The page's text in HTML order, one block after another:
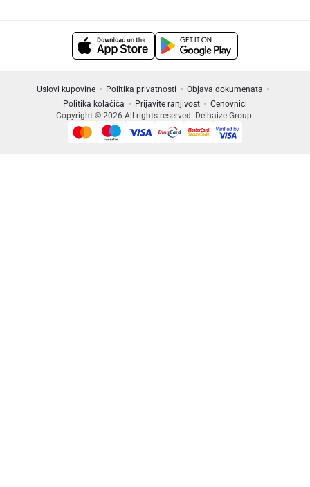
Uslovi kupovine Politika privatnosti
Objava dokumenata
Politika kolačića
Prijavite ranjivost
Cenovnici
Copyright © 2026 All rights reserved. Delhaize Group.